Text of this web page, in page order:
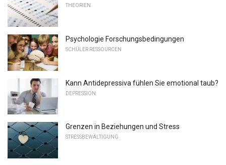
THEORIEN
Psychologie Forschungsbedingungen
SCHÜLER RESSOURCEN
Kann Antidepressiva fühlen Sie emotional taub?
DEPRESSION
Grenzen in Beziehungen und Stress
STRESSBEWÄLTIGUNG